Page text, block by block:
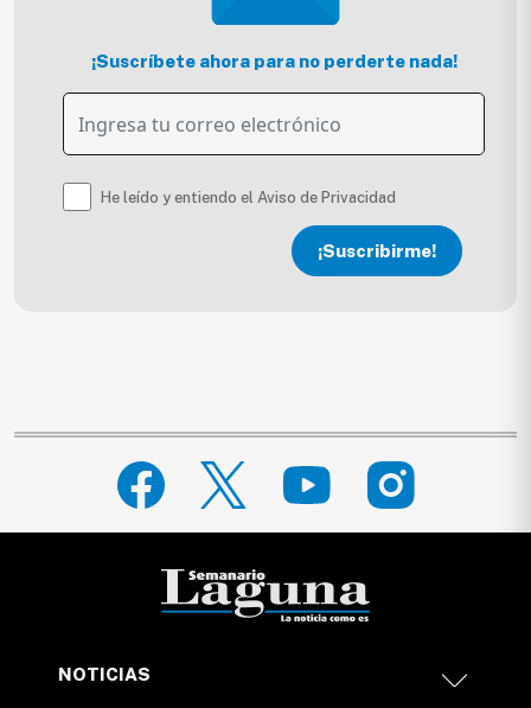
¡Suscríbete ahora para no perderte nada!
He leído y entiendo el Aviso de Privacidad
¡Suscribirme!
NOTICIAS